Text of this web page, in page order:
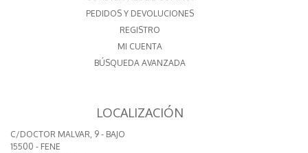
PEDIDOS Y DEVOLUCIONES
REGISTRO
MI CUENTA
BÚSQUEDA AVANZADA
LOCALIZACIÓN
C/DOCTOR MALVAR, 9 - BAJO
15500 - FENE